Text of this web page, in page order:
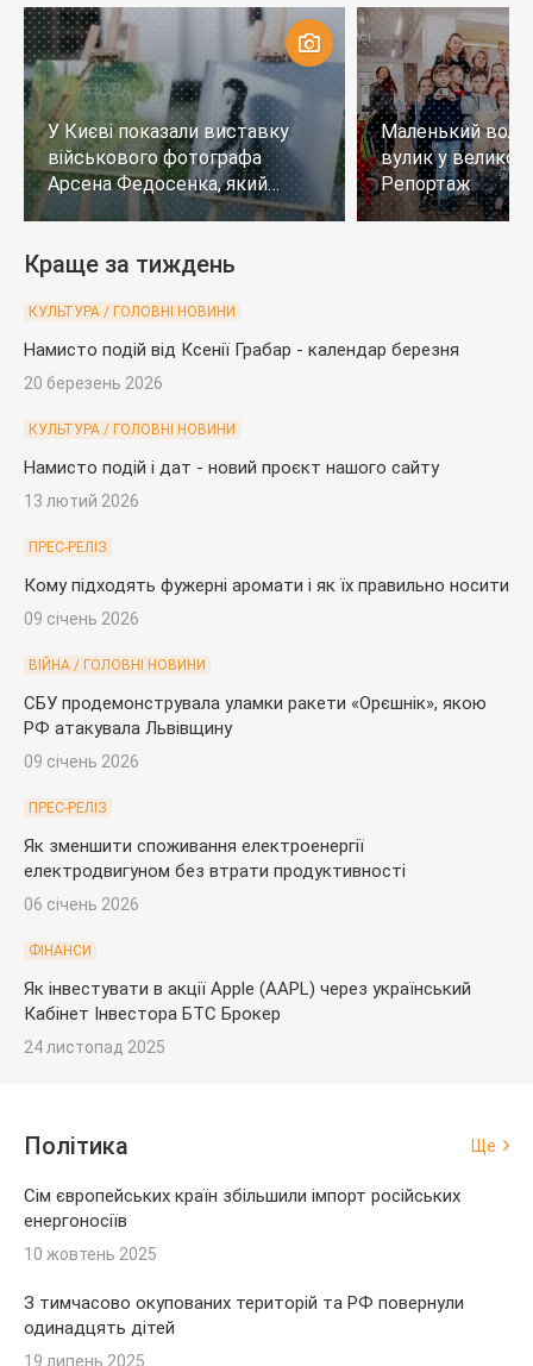
У Києві показали виставку
військового фотографа
Арсена Федосенка, який
загинув на війні
Маленький
вулик у
Репортаж
Краще за тиждень
КУЛЬТУРА / ГОЛОВНІ НОВИНИ
Намисто подій від Ксенії Грабар - календар березня
20 березень 2026
КУЛЬТУРА / ГОЛОВНІ НОВИНИ
Намисто подій і дат - новий проєкт нашого сайту
13 лютий 2026
ПРЕС-РЕЛІЗ
Кому підходять фужерні аромати і як їх правильно носити
09 січень 2026
ВІЙНА / ГОЛОВНІ НОВИНИ
СБУ продемонструвала уламки ракети «Орєшнік», якою
РФ атакувала Львівщину
09 січень 2026
ПРЕС-РЕЛІЗ
Як зменшити споживання електроенергії
електродвигуном без втрати продуктивності
06 січень 2026
ФІНАНСИ
Як інвестувати в акції Apple (AAPL) через український
Кабінет Інвестора БТС Брокер
24 листопад 2025
Політика Ще
Сім європейських країн збільшили імпорт російських
енергоносіїв
10 жовтень 2025
З тимчасово окупованих територій та РФ повернули
одинадцять дітей
19 липень 2025